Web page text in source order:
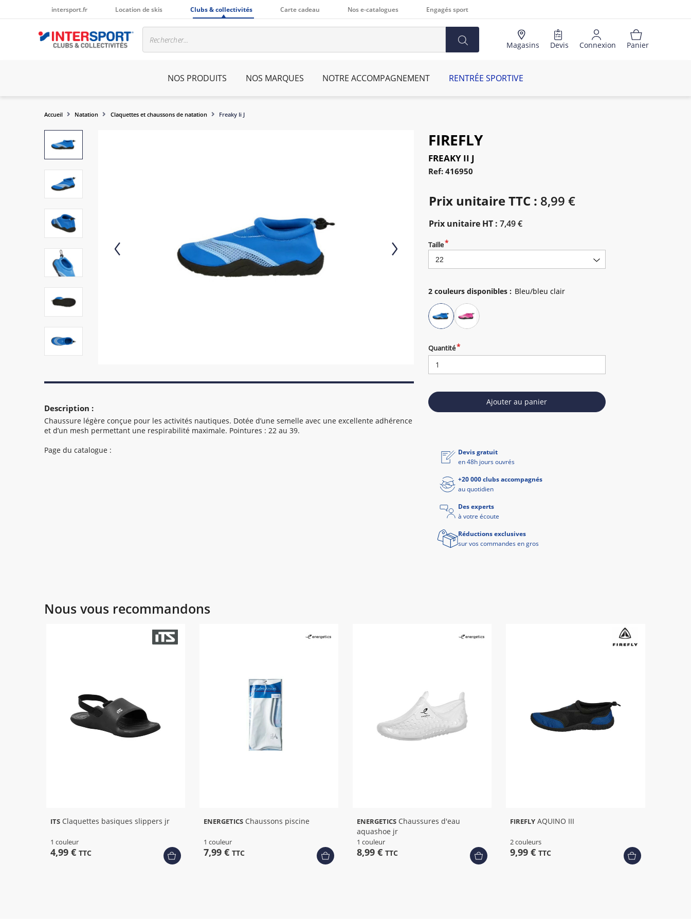
intersport.fr Location de skis Clubs & collectivités Carte cadeau Nos e-catalogues Engagés sport
Magasins Devis Connexion Panier
NOS PRODUITS NOS MARQUES NOTRE ACCOMPAGNEMENT RENTRÉE SPORTIVE
Accueil Natation Claquettes et chaussons de natation Freaky Ii J
FIREFLY
FREAKY II J
Ref: 416950
Prix unitaire TTC : 8,99 €
Prix unitaire HT : 7,49 €
Taille
2 couleurs disponibles:
Quantité
Ajouter au panier
Description :
Chaussure légère conçue pour les activités nautiques. Dotée d’une semelle avec une excellente adhérence
et d’un mesh permettant une respirabilité maximale. Pointures : 22 au 39.
Page du catalogue :
Devis gratuit
en 48h jours ouvrés
+20 000 clubs accompagnés
au quotidien
Des experts
à votre écoute
Réductions exclusives
sur vos commandes en gros
Nous vous recommandons
ITS Claquettes basiques slippers jr
1 couleur
4,99 € TTC
ENERGETICS Chaussons piscine
1 couleur
7,99 € TTC
ENERGETICS
aquashoe jr
1 couleur
8,99 € TTC
FIREFLY AQUINO III
2 couleurs
9,99 €TTC